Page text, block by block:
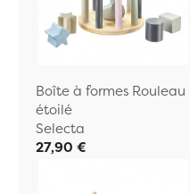
Boîte à formes Rouleau
étoilé
Selecta
27,90 €